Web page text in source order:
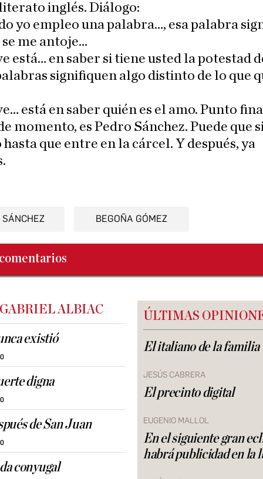
inglés. Diálogo:
yo empleo una palabra…, esa palabra
se me antoje…
está… en saber si tiene usted la potestad
signifiquen algo distinto de lo que
está en saber quién es el amo. Punto
momento, es Pedro Sánchez. Puede que
que entre en la cárcel. Y después, ya
SÁNCHEZ BEGOÑA GÓMEZ
ALBIAC
existió
digna
de San Juan
conyugal
ÚLTIMAS
El italiano de la familia
JESÚS CABRERA
El precinto digital
EUGENIO MALLOL
En el siguiente gran
habrá publicidad en la